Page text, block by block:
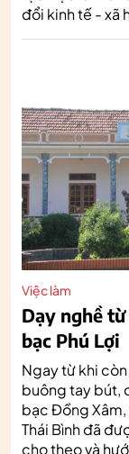
đổi kinh tế - xã
Việc làm
Dạy nghề
bạc Phú Lợi
Ngay từ khi
buông tay bút,
bạc Đồng Xâm,
Thái Bình đã
cho theo và